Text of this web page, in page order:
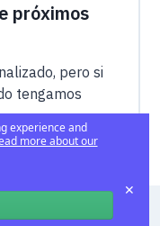
próximos
pero si
tengamos
S.L.
experience and
more about our
✕